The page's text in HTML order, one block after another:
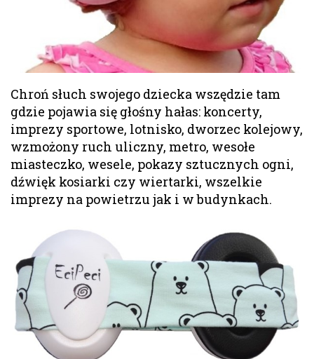
Chroń słuch swojego dziecka wszędzie tam
gdzie pojawia się głośny hałas: koncerty,
imprezy sportowe, lotnisko, dworzec kolejowy,
wzmożony ruch uliczny, metro, wesołe
miasteczko, wesele, pokazy sztucznych ogni,
dźwięk kosiarki czy wiertarki, wszelkie
imprezy na powietrzu jak i w budynkach.